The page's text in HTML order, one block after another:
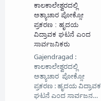
ಕಾಲಕಾಲೇಶ್ವರದಲ್ಲಿ
ಅತ್ಯಾಚಾರ ಪೋಕ್ಸೋ
ಪ್ರಕರಣ : ಹೃದಯ
ವಿದ್ರಾವಕ ಘಟನೆ ಎಂದ
ಸಾರ್ವಜನಿಕರು
Gajendragad :
ಕಾಲಕಾಲೇಶ್ವರದಲ್ಲಿ
ಅತ್ಯಾಚಾರ ಪೋಕ್ಸೋ
ಪ್ರಕರಣ : ಹೃದಯ ವಿದ್ರಾವಕ
ಘಟನೆ ಎಂದ ಸಾರ್ವಜನ…